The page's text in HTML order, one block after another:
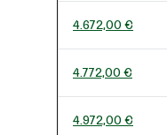
4.672,00 €
4.772,00 €
4.972,00 €